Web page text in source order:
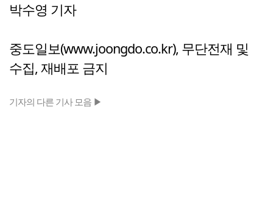
박수영 기자
중도일보(www.joongdo.co.kr), 무단전재 및
수집, 재배포 금지
기자의 다른 기사 모음 ▶